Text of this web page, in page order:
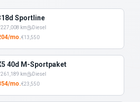
Sportline
227,008 km Diesel
/mo.€13,550
40d M-Sportpaket
261,189 km Diesel
/mo.€23,550